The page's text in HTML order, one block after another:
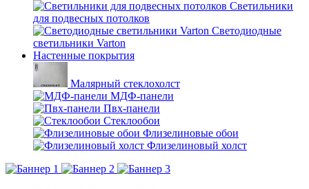
Светильники
для подвесных потолков
Светодиодные
светильники Varton
Настенные покрытия
Малярный стеклохолст
МДФ-панели
Пвх-панели
Стеклообои
Флизелиновые обои
Флизелиновый холст